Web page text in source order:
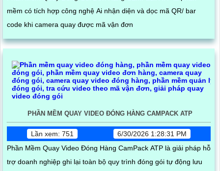
mềm có tích hợp công nghệ Ai nhận diện và dọc mã QR/ bar
code khi camera quay được mã vận đơn
PHẦN MỀM QUAY VIDEO ĐÓNG HÀNG CAMPACK ATP
Lần xem: 751
6/30/2026 1:28:31 PM
Phần Mềm Quay Video Đóng Hàng CamPack ATP là giải pháp hỗ
trợ doanh nghiệp ghi lại toàn bộ quy trình đóng gói tự động lưu